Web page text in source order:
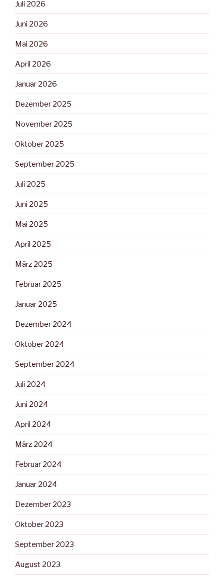
Juli 2026
Juni 2026
Mai 2026
April 2026
Januar 2026
Dezember 2025
November 2025
Oktober 2025
September 2025
Juli 2025
Juni 2025
Mai 2025
April 2025
März 2025
Februar 2025
Januar 2025
Dezember 2024
Oktober 2024
September 2024
Juli 2024
Juni 2024
April 2024
März 2024
Februar 2024
Januar 2024
Dezember 2023
Oktober 2023
September 2023
August 2023